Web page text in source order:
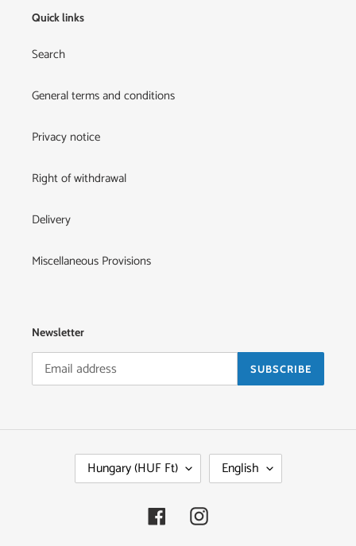
Quick links
Search
General terms and conditions
Privacy notice
Right of withdrawal
Delivery
Miscellaneous Provisions
Newsletter
SUBSCRIBE
Hungary (HUF Ft)
U
English
FacebookInstagram